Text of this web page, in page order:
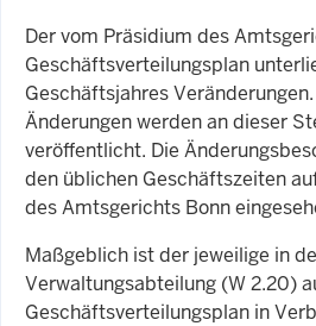
Der vom Präsidium des
Geschäftsverteilungsplan
Geschäftsjahres
Änderungen werden an dieser
veröffentlicht. Die
den üblichen Geschäftszeiten
des Amtsgerichts Bonn
Maßgeblich ist der jeweilige in
Verwaltungsabteilung (W 2.20)
Geschäftsverteilungsplan in